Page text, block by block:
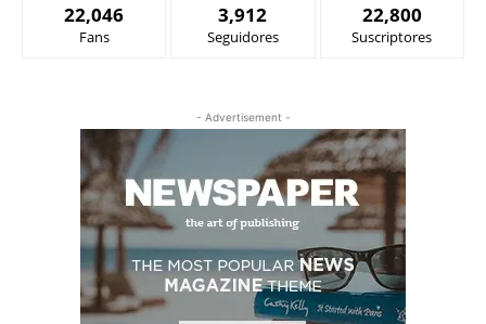
22,046
Fans
3,912
Seguidores
22,800
Suscriptores
- Advertisement -